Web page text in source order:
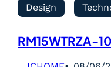
Design
RM15WTRZA-